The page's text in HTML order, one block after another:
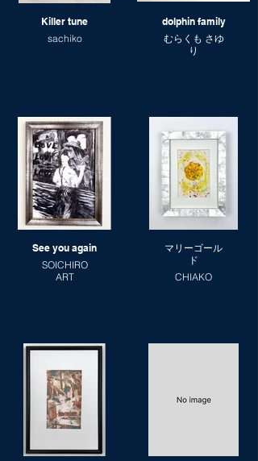
Killer tune
sachiko
dolphin family
むらくも さゆ
り
See you again
SOICHIRO
ART
マリーゴール
ド
CHIAKO